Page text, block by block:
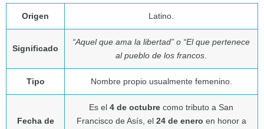
Origen Latino.
Significado
“Aquel que ama la libertad” o “El que pertenece
al pueblo de los francos
Tipo Nombre propio usualmente femenino.
Fecha de
Es el 4 de octubre como tributo a San
Francisco de Asís, el 24 de enero en honor a